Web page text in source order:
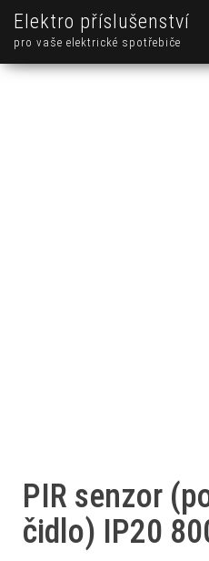
Elektro příslušenství
pro vaše elektrické spotřebiče
PIR senzor
čidlo) IP20